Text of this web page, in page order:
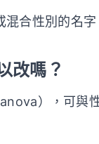
合性別的名
改嗎？
），可與